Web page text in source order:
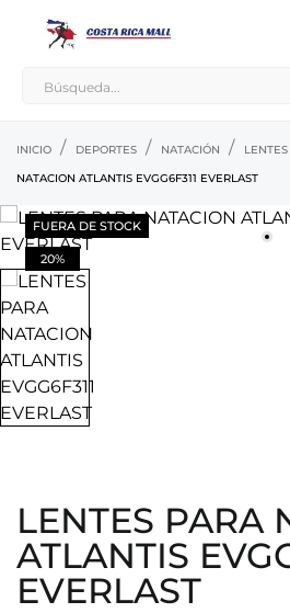
INICIO DEPORTES NATACIÓN
NATACION ATLANTIS EVGG6F311 EVERLAST
FUERA DE STOCK
20%
LENTES PARA
ATLANTIS
EVERLAST